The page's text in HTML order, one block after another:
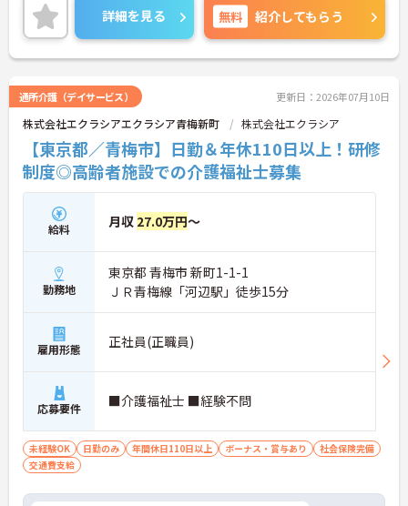
◆「学びたい」という意欲を全力で応援する職場で
す。資格取得支援制度を利用すれば、介護職員初任
者研修や実務者研修などの費用を会社負担で取得可
能です。資格を取得するごとにしっかりと給与に反
◆施設ごとの課題を話し合う「スタッフミーティン
グ」や、利用者様へのケアを考える「ケースカンフ
ァレンス」を実施しています。新人・ベテランに関
係なく意見交換を行い、みんなで解決策を考えるフ
ラットな関係性です。また、虐待防止研修などを通
じて「良いケア・悪いケア」の線引きを明確にし、
職員全員が安心して働ける、誇りを持てる職場環境
づくりに取り組んでいます。
詳細を見る 無料 紹介してもらう
通所介護（デイサービス） 更新日：2026年07月10日
株式会社エクラシアエクラシア青梅新町 株式会社エクラシア
【東京都／青梅市】日勤＆年休110日以上！研修
制度◎高齢者施設での介護福祉士募集
給料 月収 27.0万円～
勤務地
東京都 青梅市 新町1-1-1
ＪＲ青梅線「河辺駅」徒歩15分
雇用形態 正社員(正職員)
応募要件 ■介護福祉士 ■経験不問
未経験OK 日勤のみ 年間休日110日以上 ボーナス・賞与あり
社会保険完備
交通費支給